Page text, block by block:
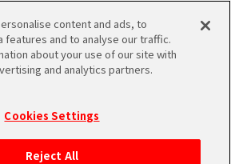
MEN
content and ads, to
features and to analyse our traffic.
about your use of our site with
and analytics partners.
Cookies Settings
Reject All